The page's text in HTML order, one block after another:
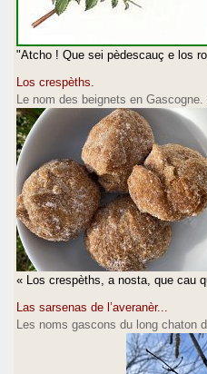
"Atcho ! Que sei pèdescauç e los
Los crespèths.
Le nom des beignets en Gascogne.
« Los crespèths, a nosta, que cau
Las sarsenas de l’averanèr...
Les noms gascons du long chaton